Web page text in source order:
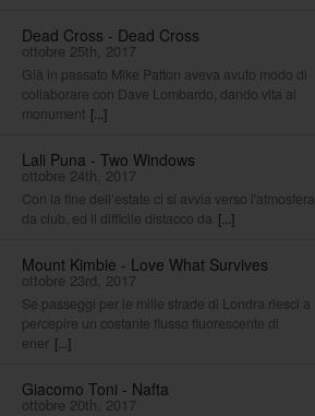
Dead Cross - Dead Cross
ottobre 25th, 2017
Già in passato Mike Patton aveva avuto modo di
collaborare con Dave Lombardo, dando vita ai
monument [...]
Lali Puna - Two Windows
ottobre 24th, 2017
Con la fine dell’estate ci si avvia verso l'atmosfera
da club, ed il difficile distacco da [...]
Mount Kimbie - Love What Survives
ottobre 23rd, 2017
Se passeggi per le mille strade di Londra riesci a
percepire un costante flusso fluorescente di
ener [...]
Giacomo Toni - Nafta
ottobre 20th, 2017